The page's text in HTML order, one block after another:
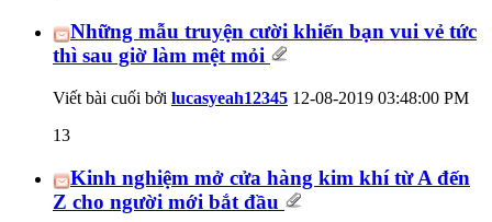
Những mẫu truyện cười khiến bạn vui vẻ tức
thì sau giờ làm mệt mỏi
Viết bài cuối bởi lucasyeah12345 12-08-2019 03:48:00 PM
13
Kinh nghiệm mở cửa hàng kim khí từ A đến
Z cho người mới bắt đầu